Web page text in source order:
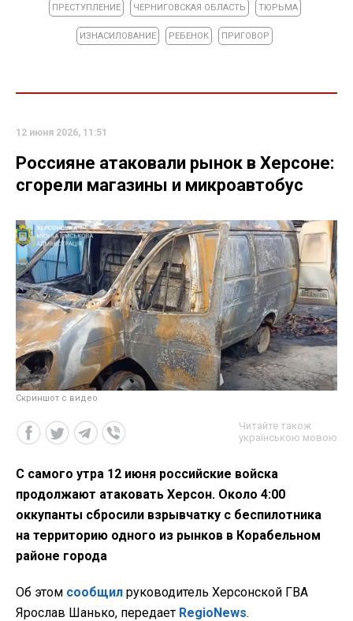
ПРЕСТУПЛЕНИЕ ЧЕРНИГОВСКАЯ ОБЛАСТЬ ТЮРЬМА
ИЗНАСИЛОВАНИЕ РЕБЕНОК ПРИГОВОР
12 июня 2026, 11:51
Россияне атаковали рынок в Херсоне:
сгорели магазины и микроавтобус
Скриншот с видео
Читайте також
українською мовою
С самого утра 12 июня российские войска
продолжают атаковать Херсон. Около 4:00
оккупанты сбросили взрывчатку с беспилотника
на территорию одного из рынков в Корабельном
районе города
Об этом сообщил руководитель Херсонской ГВА
Ярослав Шанько, передает RegioNews.